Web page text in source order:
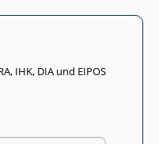
IHK, DIA und EIPOS